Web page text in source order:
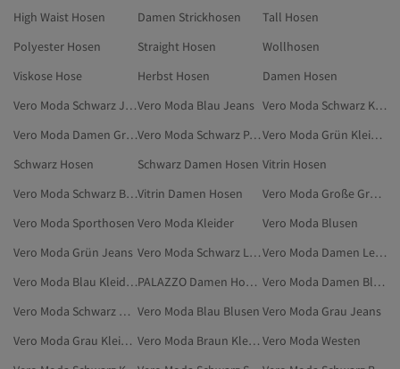
High Waist Hosen
Damen Strickhosen
Tall Hosen
Polyester Hosen
Straight Hosen
Wollhosen
Viskose Hose
Herbst Hosen
Damen Hosen
Vero Moda Schwarz JeansVero Moda Blau Jeans
Vero Moda Schwarz Kleidung
Vero Moda Damen Große Größen
Vero Moda Schwarz Parkas
Vero Moda Grün Kleidung
Schwarz Hosen
Schwarz Damen Hosen Vitrin Hosen
Vero Moda Schwarz BlusenVitrin Damen Hosen
Vero Moda Große Größen
Vero Moda Sporthosen Vero Moda Kleider
Vero Moda Blusen
Vero Moda Grün Jeans
Vero Moda Schwarz Leggings
Vero Moda Damen Leggings
Vero Moda Blau Kleidung
PALAZZO Damen Hosen
Vero Moda Damen Blusen
Vero Moda Schwarz Modest Kleidung Vero Moda Blau Blusen Vero Moda Grau Jeans
Vero Moda Grau Kleidung
Vero Moda Braun Kleidung Vero Moda Westen